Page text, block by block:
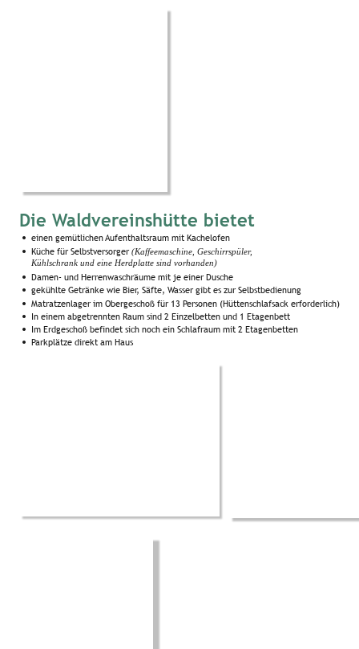
Die Waldvereinshütte bietet
• einen gemütlichen Aufenthaltsraum mit Kachelofen
• Küche für Selbstversorger (Kaffeemaschine, Geschirrspüler,
Kühlschrank und eine Herdplatte sind vorhanden)
• Damen- und Herrenwaschräume mit je einer Dusche
• gekühlte Getränke wie Bier, Säfte, Wasser gibt es zur Selbstbedienung
• Matratzenlager im Obergeschoß für 13 Personen (Hüttenschlafsack erforderlich)
• In einem abgetrennten Raum sind 2 Einzelbetten und 1 Etagenbett
• Im Erdgeschoß befindet sich noch ein Schlafraum mit 2 Etagenbetten
• Parkplätze direkt am Haus